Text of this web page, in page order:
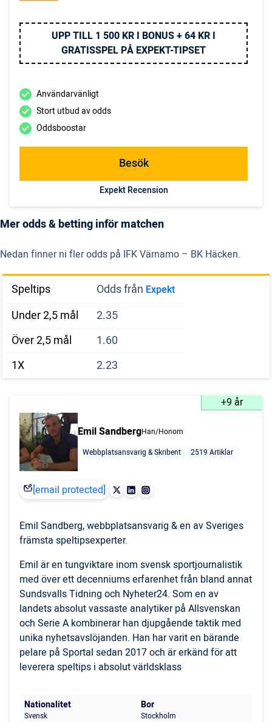
UPP TILL 1 500 KR I BONUS + 64 KR I
GRATISSPEL PÅ EXPEKT-TIPSET
Användarvänligt
Stort utbud av odds
Oddsboostar
Besök
Expekt Recension
Mer odds & betting inför matchen
Nedan finner ni fler odds på IFK Värnamo – BK Häcken.
Speltips Odds från Expekt
Under 2,5 mål
2.35
Över 2,5 mål
1.60
1X
2.23
+9 år
Emil SandbergHan/Honom
Webbplatsansvarig & Skribent
2519 Artiklar
[email protected]
Emil Sandberg, webbplatsansvarig & en av Sveriges
främsta speltipsexperter.
Emil är en tungviktare inom svensk sportjournalistik
med över ett decenniums erfarenhet från bland annat
Sundsvalls Tidning och Nyheter24. Som en av
landets absolut vassaste analytiker på Allsvenskan
och Serie A kombinerar han djupgående taktik med
unika nyhetsavslöjanden. Han har varit en bärande
pelare på Sportal sedan 2017 och är erkänd för att
leverera speltips i absolut världsklass
Nationalitet
Svensk
Bor
Stockholm